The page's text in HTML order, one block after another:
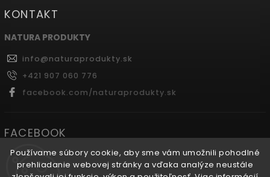
Používame súbory cookie, aby sme vám umožnili pohodlné
prehliadanie webovej stránky a vďaka analýze neustále
KONTAKT
NATURA PRODUKTY
info@naturaprodukty.sk
+421 907 060 776
facebook.com/naturaprodukty.sk
FACEBOOK
Naturaprodukty.sk